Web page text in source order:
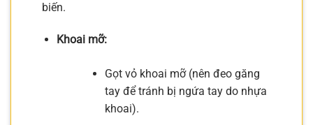
biến.
Khoai mỡ:
Gọt vỏ khoai mỡ (nên đeo găng
tay để tránh bị ngứa tay do nhựa
khoai).